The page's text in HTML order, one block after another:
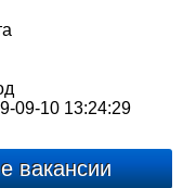
09-10 13:24:29
вакансии